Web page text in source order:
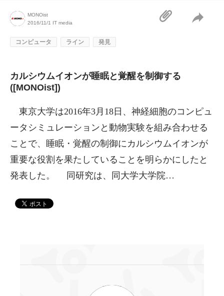
MONOist
2016/11/1 IT media
コンピュータ ライン 発見
カルシウムイオンが睡眠と覚醒を制御する
([MONOist])
東京大学は2016年3月18日、神経細胞のコンピュ
ータシミュレーションと動物実験を組み合わせる
ことで、睡眠・覚醒の制御にカルシウムイオンが
重要な役割を果たしていることを明らかにしたと
発表した。 同研究は、同大学大学院…